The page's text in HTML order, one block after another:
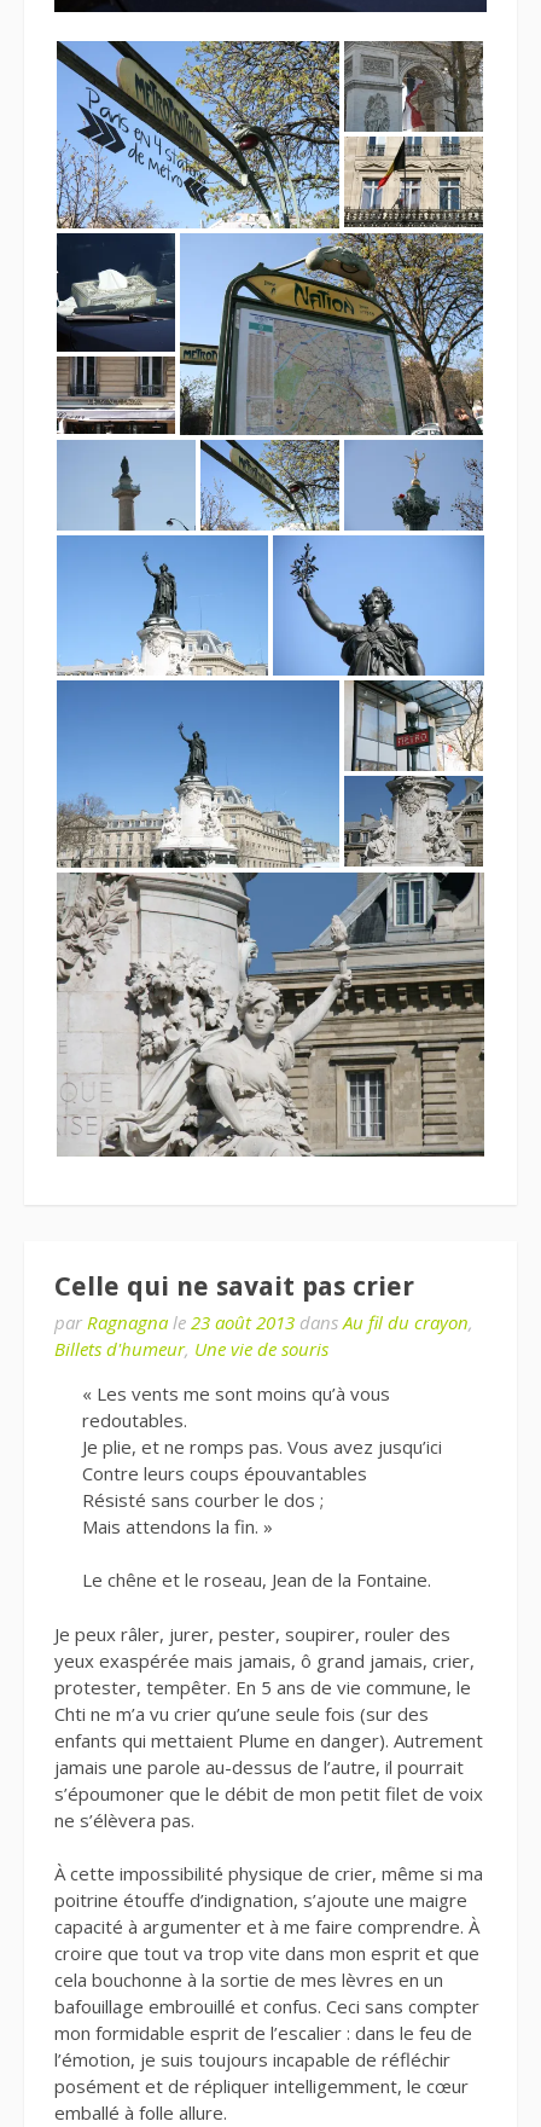
Celle qui ne savait pas crier
par Ragnagna le 23 août 2013 dans Au fil du crayon,
Billets d'humeur, Une vie de souris
« Les vents me sont moins qu’à vous
redoutables.
Je plie, et ne romps pas. Vous avez jusqu’ici
Contre leurs coups épouvantables
Résisté sans courber le dos ;
Mais attendons la fin. »
Le chêne et le roseau, Jean de la Fontaine.
Je peux râler, jurer, pester, soupirer, rouler des
yeux exaspérée mais jamais, ô grand jamais, crier,
protester, tempêter. En 5 ans de vie commune, le
Chti ne m’a vu crier qu’une seule fois (sur des
enfants qui mettaient Plume en danger). Autrement
jamais une parole au-dessus de l’autre, il pourrait
s’époumoner que le débit de mon petit filet de voix
ne s’élèvera pas.
À cette impossibilité physique de crier, même si ma
poitrine étouffe d’indignation, s’ajoute une maigre
capacité à argumenter et à me faire comprendre. À
croire que tout va trop vite dans mon esprit et que
cela bouchonne à la sortie de mes lèvres en un
bafouillage embrouillé et confus. Ceci sans compter
mon formidable esprit de l’escalier : dans le feu de
l’émotion, je suis toujours incapable de réfléchir
posément et de répliquer intelligemment, le cœur
emballé à folle allure.